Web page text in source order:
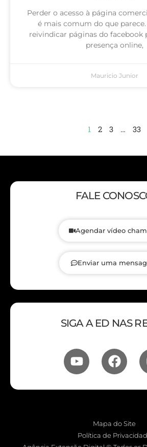
Perder o acesso à página
é mais comum do que
reivindicar páginas do facebook
presença online,
Mauricio Junior
1 2 3 … 33
FALE
Agendar vídeo
Enviar uma
SIGA A ED NAS
Mapa do Site
Política de